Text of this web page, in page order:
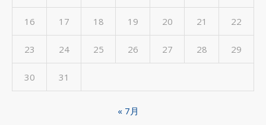
16 17 18 19 20 21 22
23 24 25 26 27 28 29
30 31
« 7月